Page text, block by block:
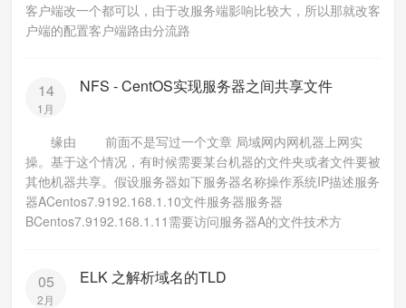
客户端改一个都可以，由于改服务端影响比较大，所以那就改客
户端的配置客户端路由分流路
14
1月
NFS - CentOS实现服务器之间共享文件
缘由 前面不是写过一个文章 局域网内网机器上网实
操。基于这个情况，有时候需要某台机器的文件夹或者文件要被
其他机器共享。假设服务器如下服务器名称操作系统IP描述服务
器ACentos7.9192.168.1.10文件服务器服务器
BCentos7.9192.168.1.11需要访问服务器A的文件技术方
05
2月
ELK 之解析域名的TLD